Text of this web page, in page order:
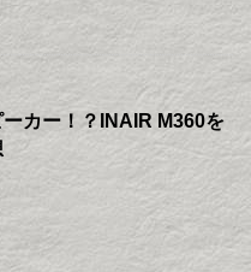
カー！？INAIR M360を